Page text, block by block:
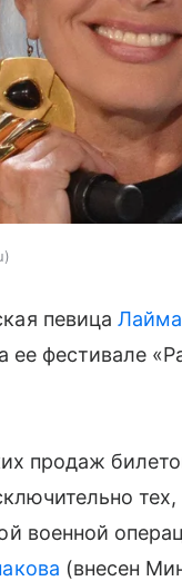
певица
ее фестивале
продаж
военной
(внесен